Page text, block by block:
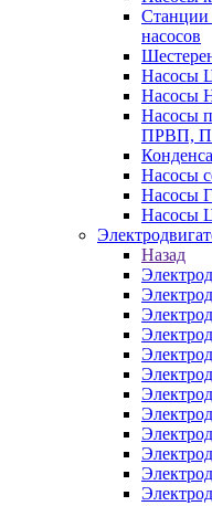
Станции
насосов
Насосы
Насосы
Насосы
ПРВП,
Насосы
Насосы
Насосы
Назад